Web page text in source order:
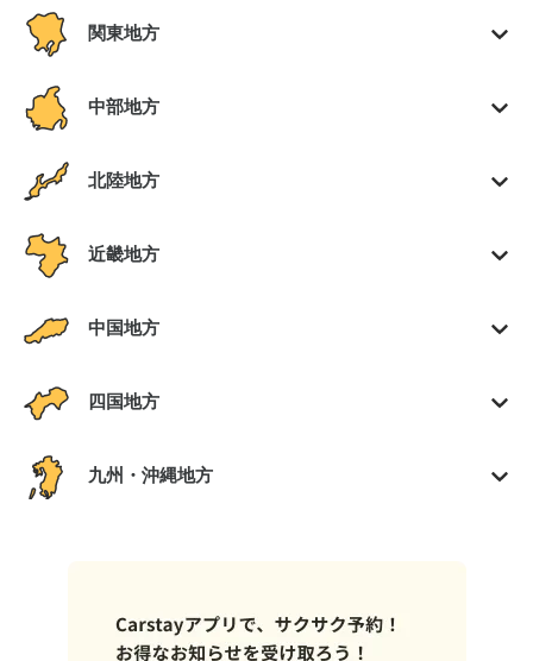
関東地方
中部地方
北陸地方
近畿地方
中国地方
四国地方
九州・沖縄地方